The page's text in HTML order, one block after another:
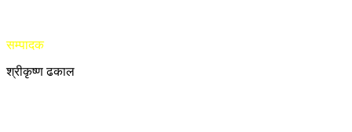
सम्पादक
श्रीकृष्ण ढकाल